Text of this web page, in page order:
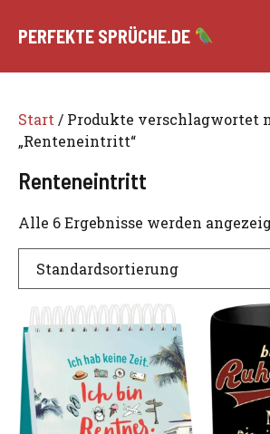
Inhalt
PERFEKTE SPRÜCHE.DE
Start / Produkte verschlagwortet
„Renteneintritt“
Renteneintritt
Alle 6 Ergebnisse werden